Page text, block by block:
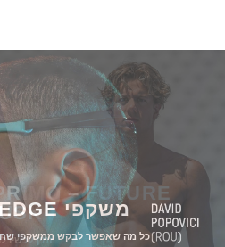
– FUTURE
זמין עכשיו
משקפי COBRA EDGE
כל מה שאפשר לבקש ממשקפי